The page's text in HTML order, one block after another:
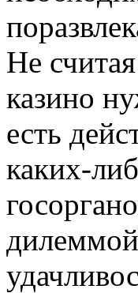
Не
казино
есть
каких-